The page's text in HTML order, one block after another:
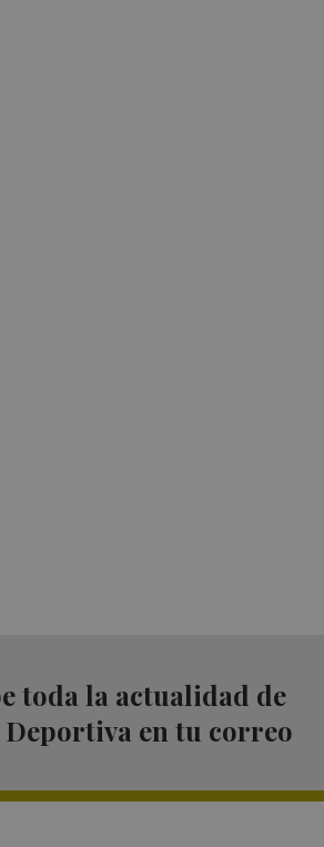
toda la actualidad de
Deportiva en tu correo